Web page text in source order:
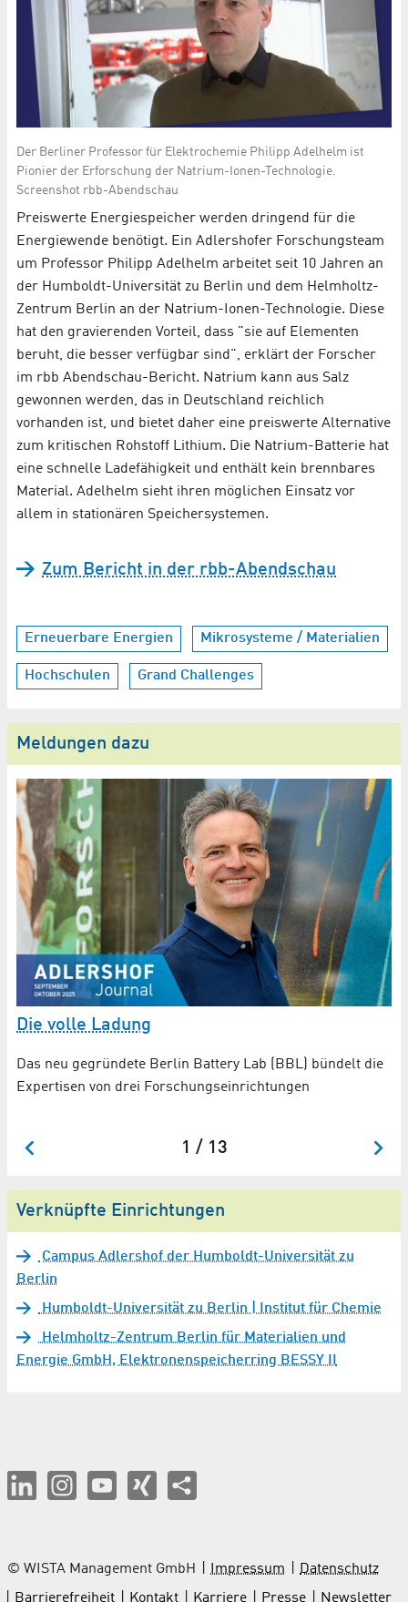
Der Berliner Professor für Elektrochemie Philipp Adelhelm ist
Pionier der Erforschung der Natrium-Ionen-Technologie.
Screenshot rbb-Abendschau
Preiswerte Energiespeicher werden dringend für die
Energiewende benötigt. Ein Adlershofer Forschungsteam
um Professor Philipp Adelhelm arbeitet seit 10 Jahren an
der Humboldt-Universität zu Berlin und dem Helmholtz-
Zentrum Berlin an der Natrium-Ionen-Technologie. Diese
hat den gravierenden Vorteil, dass "sie auf Elementen
beruht, die besser verfügbar sind", erklärt der Forscher
im rbb Abendschau-Bericht. Natrium kann aus Salz
gewonnen werden, das in Deutschland reichlich
vorhanden ist, und bietet daher eine preiswerte Alternative
zum kritischen Rohstoff Lithium. Die Natrium-Batterie hat
eine schnelle Ladefähigkeit und enthält kein brennbares
Material. Adelhelm sieht ihren möglichen Einsatz vor
allem in stationären Speichersystemen.
Zum Bericht in der rbb-Abendschau
Erneuerbare Energien Mikrosysteme / Materialien
Hochschulen Grand Challenges
Meldungen dazu
Die volle Ladung
Das neu gegründete Berlin Battery Lab (BBL) bündelt die
Expertisen von drei Forschungs­einrichtungen
1 / 13
Verknüpfte Einrichtungen
Campus Adlershof der Humboldt-Universität zu
Berlin
Humboldt-Universität zu Berlin | Institut für Chemie
Helmholtz-Zentrum Berlin für Materialien und
Energie GmbH, Elektronenspeicherring BESSY II
© WISTA Management GmbH Impressum
Datenschutz
Barrierefreiheit
Kontakt Karriere Presse Newsletter